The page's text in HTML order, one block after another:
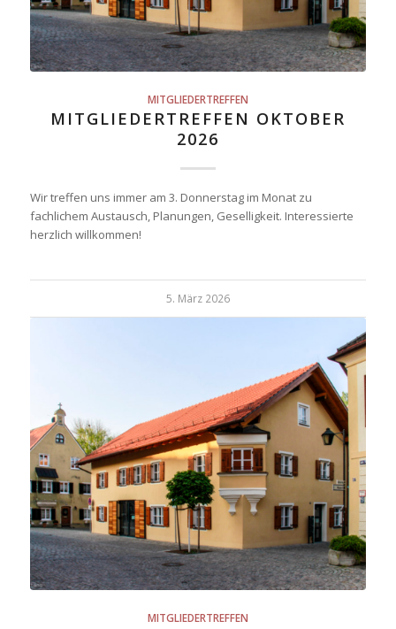
MITGLIEDERTREFFEN
MITGLIEDERTREFFEN OKTOBER
2026
Wir treffen uns immer am 3. Donnerstag im Monat zu
fachlichem Austausch, Planungen, Geselligkeit. Interessierte
herzlich willkommen!
5. März 2026
MITGLIEDERTREFFEN